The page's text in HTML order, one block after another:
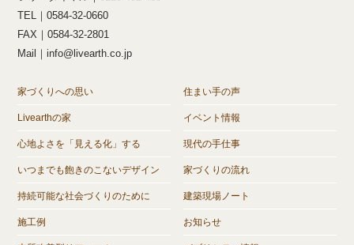
TEL｜0584-32-0660
FAX｜0584-32-2801
Mail｜info@livearth.co.jp
家づくりへの思い
Livearthの家
心地よさを「見える化」する
いつまでも飽きのこないデザイン
持続可能な社会づくりのために
施工例
住まい手の声
イベント情報
現代の手仕事
家づくりの流れ
建築現場ノート
お知らせ